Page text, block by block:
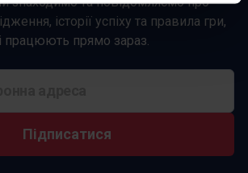
історії успіху та правила гри,
працюють прямо зараз.
Підписатися